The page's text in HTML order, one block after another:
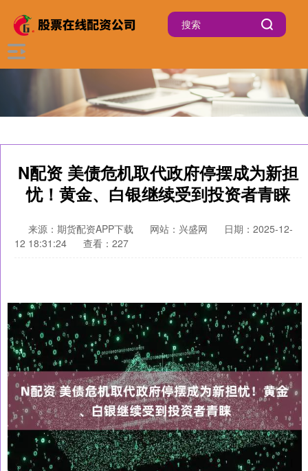
N配资 美债危机取代政府停摆成为新担
忧！黄金、白银继续受到投资者青睐
来源：期货配资APP下载 网站：兴盛网
日期：2025-12-
12 18:31:24
查看：227